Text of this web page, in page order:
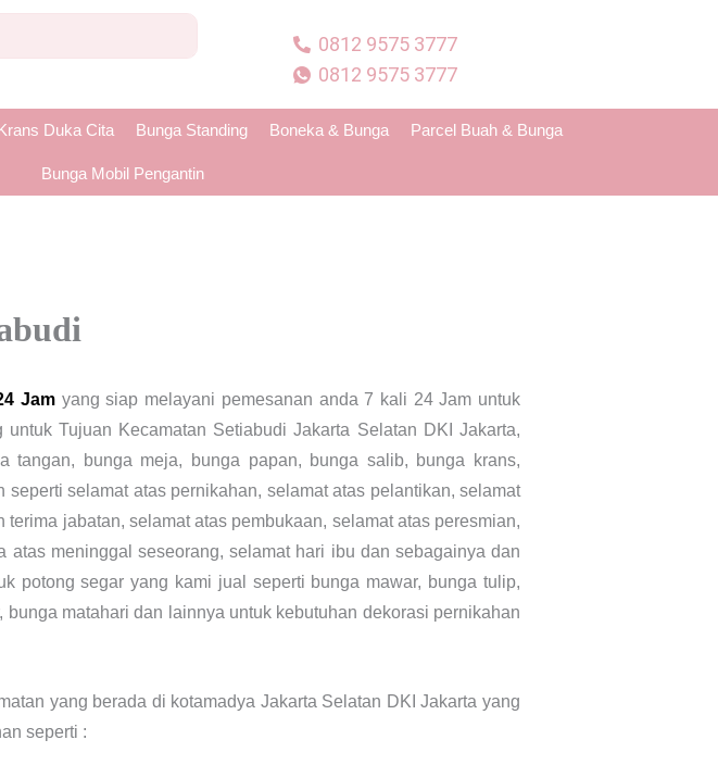
0812 9575 3777
0812 9575 3777
Duka Cita Bunga Standing Boneka & Bunga Parcel Buah & Bunga
Bunga Mobil Pengantin
Jam yang siap melayani pemesanan anda 7 kali 24 Jam untuk
Tujuan Kecamatan Setiabudi Jakarta Selatan DKI Jakarta,
tangan, bunga meja, bunga papan, bunga salib, bunga krans,
selamat atas pernikahan, selamat atas pelantikan, selamat
jabatan, selamat atas pembukaan, selamat atas peresmian,
meninggal seseorang, selamat hari ibu dan sebagainya dan
potong segar yang kami jual seperti bunga mawar, bunga tulip,
matahari dan lainnya untuk kebutuhan dekorasi pernikahan
yang berada di kotamadya Jakarta Selatan DKI Jakarta yang
seperti :